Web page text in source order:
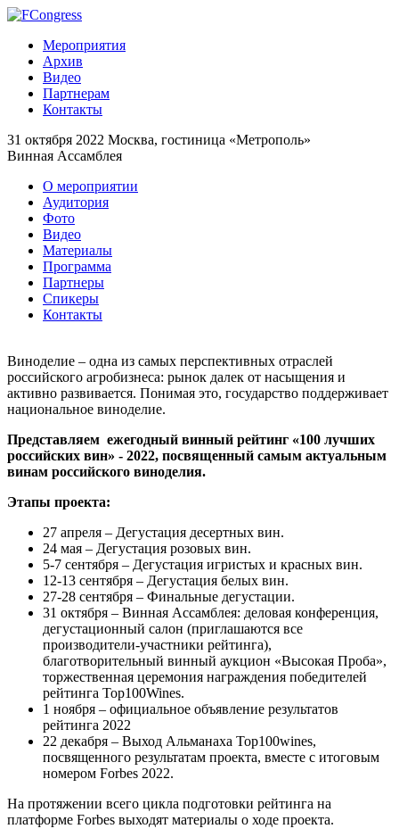
Мероприятия
Архив
Видео
Партнерам
Контакты
31 октября 2022 Москва, гостиница «Метрополь»
Винная Ассамблея
О мероприятии
Аудитория
Фото
Видео
Материалы
Программа
Партнеры
Спикеры
Контакты
Виноделие – одна из самых перспективных отраслей
российского агробизнеса: рынок далек от насыщения и
активно развивается. Понимая это, государство поддерживает
национальное виноделие.
Представляем ежегодный винный рейтинг «100 лучших
российских вин» - 2022, посвященный самым актуальным
винам российского виноделия.
Этапы проекта:
27 апреля – Дегустация десертных вин.
24 мая – Дегустация розовых вин.
5-7 сентября – Дегустация игристых и красных вин.
12-13 сентября – Дегустация белых вин.
27-28 сентября – Финальные дегустации.
31 октября – Винная Ассамблея: деловая конференция,
дегустационный салон (приглашаются все
производители-участники рейтинга),
благотворительный винный аукцион «Высокая Проба»,
торжественная церемония награждения победителей
рейтинга Top100Wines.
1 ноября – официальное объявление результатов
рейтинга 2022
22 декабря – Выход Альманаха Top100wines,
посвященного результатам проекта, вместе с итоговым
номером Forbes 2022.
На протяжении всего цикла подготовки рейтинга на
платформе Forbes выходят материалы о ходе проекта.